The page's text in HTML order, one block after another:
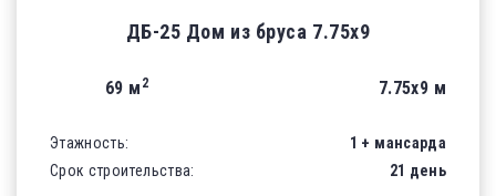
ДБ-25 Дом из бруса 7.75х9
69 м 2 7.75х9 м
Этажность:
1 + мансарда
Срок строительства:
21 день